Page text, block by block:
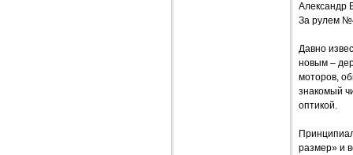
Александр
За рулем
Давно
новым –
моторов,
знакомый
оптикой.
размер» и